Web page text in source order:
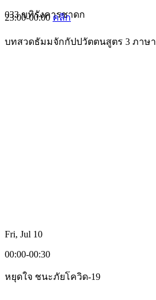
033 ขทิรังคารชาดก
23:00-00:00คลิก
บทสวดธัมมจักกัปปวัตตนสูตร 3 ภาษา
Fri, Jul 10
00:00-00:30
หยุดใจ ชนะภัยโควิด-19